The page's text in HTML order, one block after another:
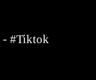
- #Tiktok